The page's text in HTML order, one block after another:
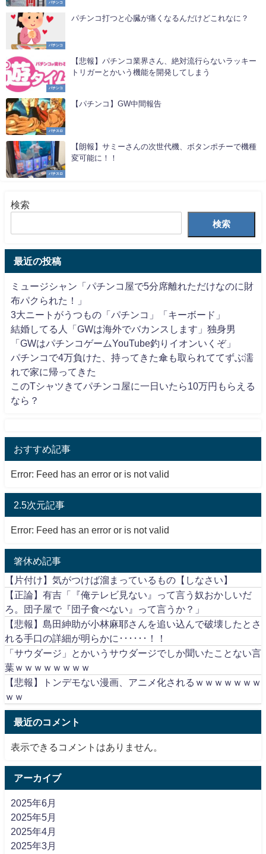
パチンコ
パチンコ
パチンコ打つと心臓が痛くなるんだけどこれなに？
パチンコ
【悲報】パチンコ業界さん、絶対流行らないラッキー
トリガーとかいう機能を開発してしまう
パチスロ
【パチンコ】GW中間報告
パチスロ
【朗報】サミーさんの次世代機、ボタンポチーで機種
変可能に！！
検索
検索
最近の投稿
ミュージシャン「パチンコ屋で5分席離れただけなのに財
布パクられた！」
3大ニートがうつもの「パチンコ」「キーボード」
結婚してる人「GWは海外でバカンスします」独身男
「GWはパチンコゲームYouTube釣りイオンいくぞ」
パチンコで4万負けた、持ってきた傘も取られててずぶ濡
れで家に帰ってきた
このTシャツきてパチンコ屋に一日いたら10万円もらえる
なら？
おすすめ記事
Error: Feed has an error or is not valid
2.5次元記事
Error: Feed has an error or is not valid
箸休め記事
【片付け】気がつけば溜まっているもの【しなさい】
【正論】有吉「『俺テレビ見ない』って言う奴おかしいだ
ろ。団子屋で『団子食べない』って言うか？」
【悲報】島田紳助が小林麻耶さんを追い込んで破壊したとさ
れる手口の詳細が明らかに･･････！！
「サウダージ」とかいうサウダージでしか聞いたことない言
葉ｗｗｗｗｗｗｗｗ
【悲報】トンデモない漫画、アニメ化されるｗｗｗｗｗｗｗ
ｗｗ
最近のコメント
表示できるコメントはありません。
アーカイブ
2025年6月
2025年5月
2025年4月
2025年3月